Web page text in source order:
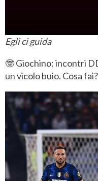
Egli ci guida
🤓 Giochino: incontri
un vicolo buio. Cosa fai?